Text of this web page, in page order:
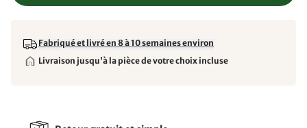
Fabriqué et livré en 8 à 10 semaines environ
Livraison jusqu'à la pièce de votre choix incluse